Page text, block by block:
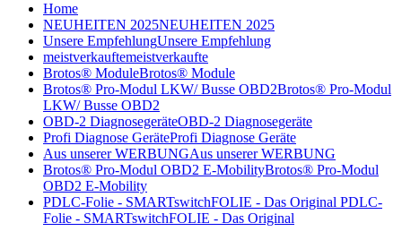
Home
NEUHEITEN 2025NEUHEITEN 2025
Unsere EmpfehlungUnsere Empfehlung
meistverkauftemeistverkaufte
Brotos® ModuleBrotos® Module
Brotos® Pro-Modul LKW/ Busse OBD2Brotos® Pro-Modul
LKW/ Busse OBD2
OBD-2 DiagnosegeräteOBD-2 Diagnosegeräte
Profi Diagnose GeräteProfi Diagnose Geräte
Aus unserer WERBUNGAus unserer WERBUNG
Brotos® Pro-Modul OBD2 E-MobilityBrotos® Pro-Modul
OBD2 E-Mobility
PDLC-Folie - SMARTswitchFOLIE - Das Original PDLC-
Folie - SMARTswitchFOLIE - Das Original